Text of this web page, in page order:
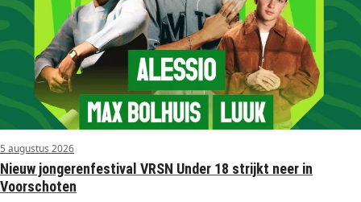
5 augustus 2026
Nieuw jongerenfestival VRSN Under 18 strijkt neer in
Voorschoten